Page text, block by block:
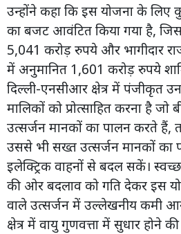
उन्होंने कहा कि इस योजना के
का बजट आवंटित किया गया है,
5,041 करोड़ रुपये और भागीदार
में अनुमानित 1,601 करोड़ रुपये
दिल्ली-एनसीआर क्षेत्र में पंजीकृत
मालिकों को प्रोत्साहित करना है
उत्सर्जन मानकों का पालन करते हैं,
उससे भी सख्त उत्सर्जन मानकों का
इलेक्ट्रिक वाहनों से बदल सकें। स्वच्छ
की ओर बदलाव को गति देकर इस
वाले उत्सर्जन में उल्लेखनीय कमी
क्षेत्र में वायु गुणवत्ता में सुधार होने